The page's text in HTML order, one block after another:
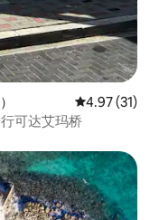
平均评分
4.97 (31)
可达艾玛桥